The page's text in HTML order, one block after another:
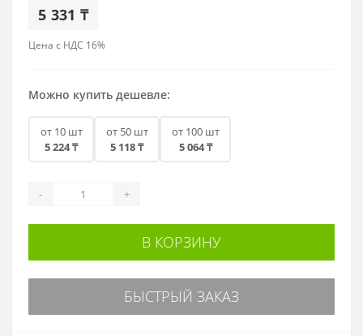
5 331 ₸
Цена с НДС 16%
Можно купить дешевле:
от 10 шт
5 224 ₸
от 50 шт
5 118 ₸
от 100 шт
5 064 ₸
- +
В КОРЗИНУ
БЫСТРЫЙ ЗАКАЗ